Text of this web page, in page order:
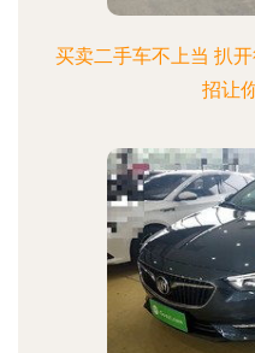
买卖二手车不上当 扒
招让